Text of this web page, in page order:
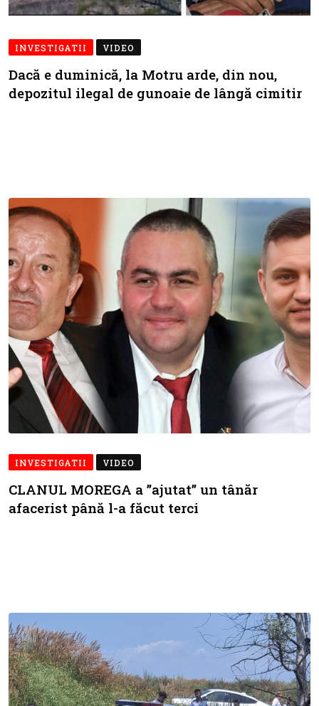
INVESTIGATII VIDEO
Dacă e duminică, la Motru arde, din nou,
depozitul ilegal de gunoaie de lângă cimitir
INVESTIGATII VIDEO
CLANUL MOREGA a ”ajutat” un tânăr
afacerist până l-a făcut terci